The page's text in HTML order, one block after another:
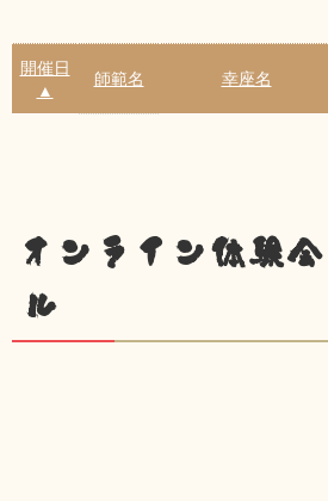
開催日
▲
師範名 幸座名
オンライン体験
ル